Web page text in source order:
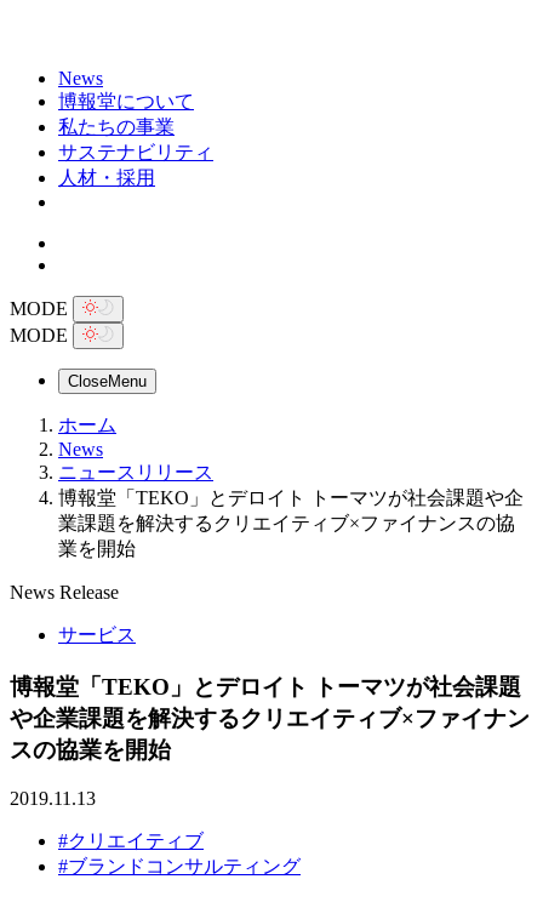
News
博報堂について
私たちの事業
サステナビリティ
人材・採用
MODE
MODE
CloseMenu
ホーム
News
ニュースリリース
博報堂「TEKO」とデロイト トーマツが社会課題や企
業課題を解決するクリエイティブ×ファイナンスの協
業を開始
News Release
サービス
博報堂「TEKO」とデロイト トーマツが社会課題
や企業課題を解決するクリエイティブ×ファイナン
スの協業を開始
2019.11.13
#クリエイティブ
#ブランドコンサルティング